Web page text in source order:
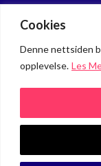
Cookies
Denne nettsiden
opplevelse. Les
KUNDESENTER
Min Profil
Om oss
Kundeservice